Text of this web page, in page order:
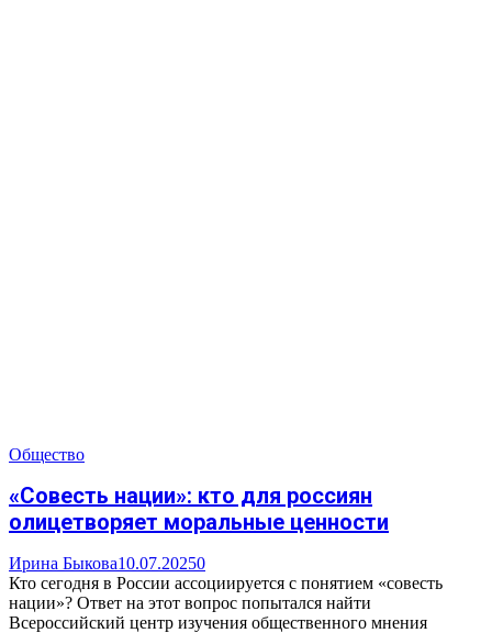
Общество
«Совесть нации»: кто для россиян
олицетворяет моральные ценности
Ирина Быкова10.07.20250
Кто сегодня в России ассоциируется с понятием «совесть
нации»? Ответ на этот вопрос попытался найти
Всероссийский центр изучения общественного мнения